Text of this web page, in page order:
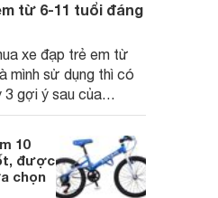
từ 6-11 tuổi đáng
xe đạp trẻ em từ
mình sử dụng thì có
3 gợi ý sau của
10
được
chọn